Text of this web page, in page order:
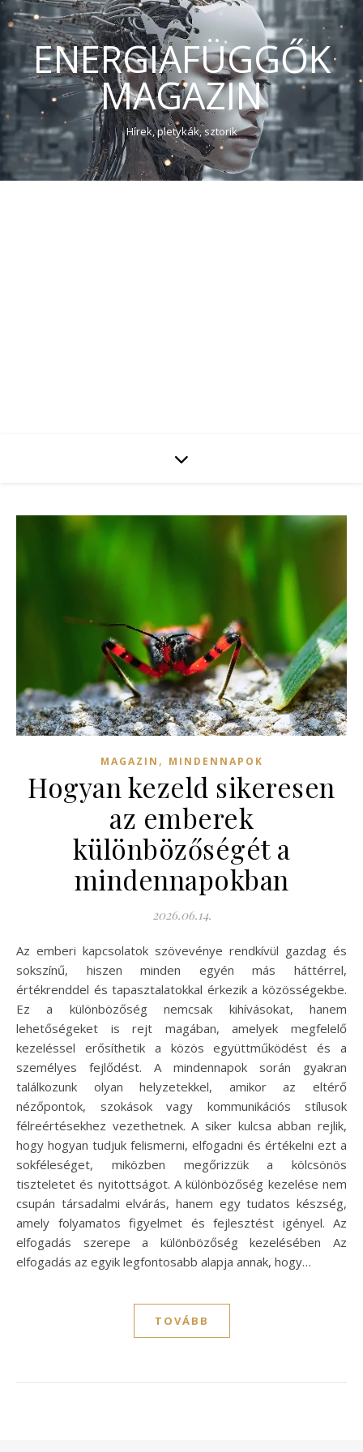
ENERGIAFÜGGŐK
MAGAZIN
Hírek, pletykák, sztorik
MAGAZIN , MINDENNAPOK
Hogyan kezeld sikeresen
az emberek
különbözőségét a
mindennapokban
2026.06.14.
Az emberi kapcsolatok szövevénye rendkívül gazdag és
sokszínű, hiszen minden egyén más háttérrel,
értékrenddel és tapasztalatokkal érkezik a közösségekbe.
Ez a különbözőség nemcsak kihívásokat, hanem
lehetőségeket is rejt magában, amelyek megfelelő
kezeléssel erősíthetik a közös együttműködést és a
személyes fejlődést. A mindennapok során gyakran
találkozunk olyan helyzetekkel, amikor az eltérő
nézőpontok, szokások vagy kommunikációs stílusok
félreértésekhez vezethetnek. A siker kulcsa abban rejlik,
hogy hogyan tudjuk felismerni, elfogadni és értékelni ezt a
sokféleséget, miközben megőrizzük a kölcsönös
tiszteletet és nyitottságot. A különbözőség kezelése nem
csupán társadalmi elvárás, hanem egy tudatos készség,
amely folyamatos figyelmet és fejlesztést igényel. Az
elfogadás szerepe a különbözőség kezelésében Az
elfogadás az egyik legfontosabb alapja annak, hogy…
TOVÁBB